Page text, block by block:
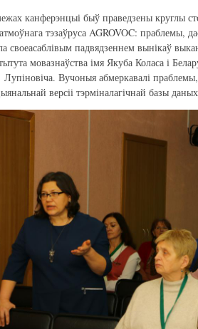
канферэнцыі быў праведзены круглы
тэзаўруса AGROVOC: праблемы,
своеасаблівым падвядзеннем вынікаў
мовазнаўства імя Якуба Коласа і
Вучоныя абмеркавалі праблемы,
версіі тэрміналагічнай базы